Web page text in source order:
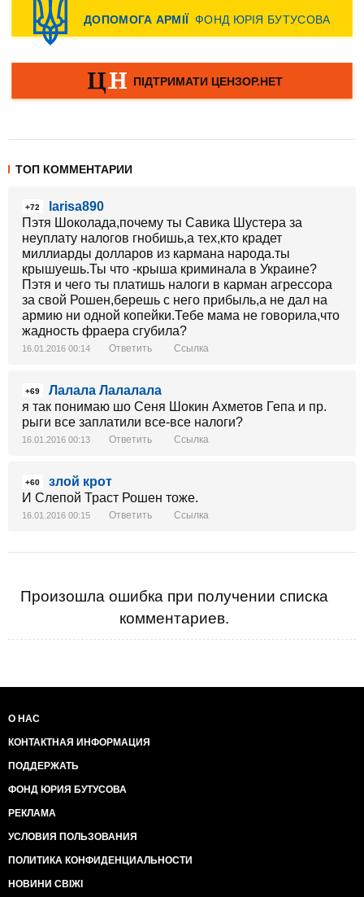
ТОП КОММЕНТАРИИ
+72
larisa890
Пэтя Шоколада,почему ты Савика Шустера за
неуплату налогов гнобишь,а тех,кто крадет
миллиарды долларов из кармана народа.ты
крышуешь.Ты что -крыша криминала в Украине?
Пэтя и чего ты платишь налоги в карман агрессора
за свой Рошен,берешь с него прибыль,а не дал на
армию ни одной копейки.Тебе мама не говорила,что
жадность фраера сгубила?
16.01.2016 00:14 Ответить Ссылка
+69
Лалала Лалалала
я так понимаю шо Сеня Шокин Ахметов Гепа и пр.
рыги все заплатили все-все налоги?
16.01.2016 00:13 Ответить Ссылка
+60
злой крот
И Слепой Траст Рошен тоже.
16.01.2016 00:15 Ответить Ссылка
Произошла ошибка при получении списка
комментариев.
О НАС
КОНТАКТНАЯ ИНФОРМАЦИЯ
ПОДДЕРЖАТЬ
ФОНД ЮРИЯ БУТУСОВА
РЕКЛАМА
УСЛОВИЯ ПОЛЬЗОВАНИЯ
ПОЛИТИКА КОНФИДЕНЦИАЛЬНОСТИ
НОВИНИ СВІЖІ